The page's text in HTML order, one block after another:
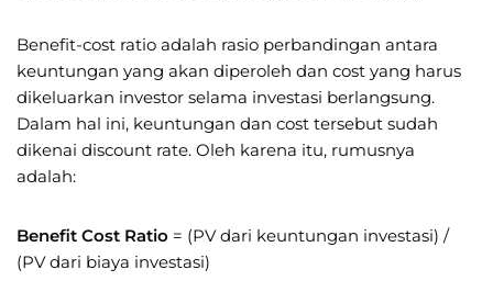
Benefit-cost ratio adalah rasio perbandingan antara
keuntungan yang akan diperoleh dan cost yang harus
dikeluarkan investor selama investasi berlangsung.
Dalam hal ini, keuntungan dan cost tersebut sudah
dikenai discount rate. Oleh karena itu, rumusnya
adalah:
Benefit Cost Ratio = (PV dari keuntungan investasi) /
(PV dari biaya investasi)